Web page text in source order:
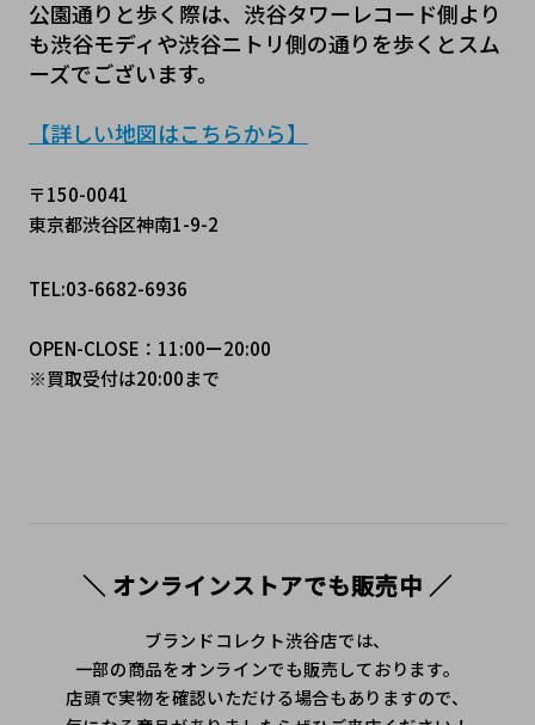
公園通りと歩く際は、渋谷タワーレコード側より
も渋谷モディや渋谷ニトリ側の通りを歩くとスム
ーズでございます。
【詳しい地図はこちらから】
〒150-0041
東京都渋谷区神南1-9-2
TEL:03-6682-6936
OPEN-CLOSE：11:00ー20:00
※買取受付は20:00まで
＼ オンラインストアでも販売中 ／
ブランドコレクト渋谷店では、
一部の商品をオンラインでも販売しております。
店頭で実物を確認いただける場合もありますので、